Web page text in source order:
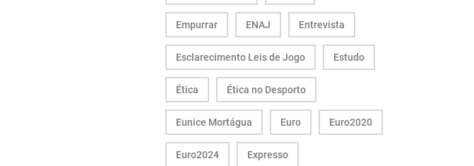
Empurrar ENAJ Entrevista
Esclarecimento Leis de Jogo Estudo
Ética Ética no Desporto
Eunice Mortágua Euro Euro2020
Euro2024 Expresso